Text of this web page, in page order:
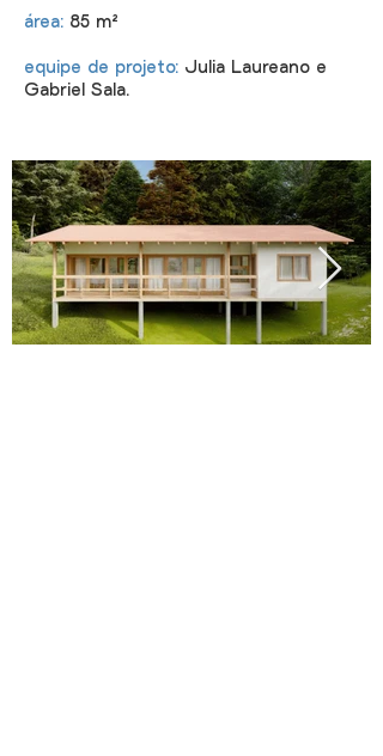
área: 85 m²
equipe de projeto: Julia Laureano e
Gabriel Sala.